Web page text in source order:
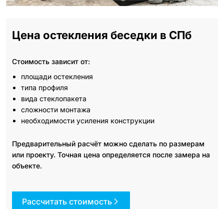
Цена остекления беседки в СПб
Стоимость зависит от:
площади остекления
типа профиля
вида стеклопакета
сложности монтажа
необходимости усиления конструкции
Предварительный расчёт можно сделать по размерам
или проекту. Точная цена определяется после замера на
объекте.
Рассчитать стоимость